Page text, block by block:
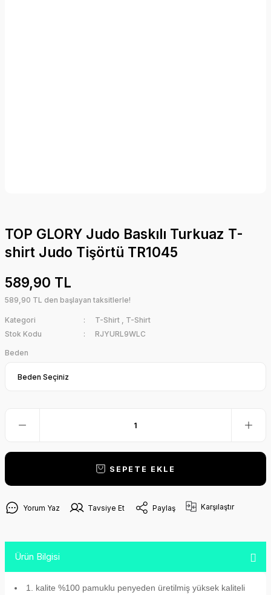
TOP GLORY Judo Baskılı Turkuaz T-
shirt Judo Tişörtü TR1045
589,90 TL
589,90 TL den başlayan taksitlerle!
Kategori T-Shirt , T-Shirt
Stok Kodu
RJYURL9WLC
Beden
SEPETE EKLE
Yorum Yaz Tavsiye Et Paylaş Karşılaştır
Ürün Bilgisi
1. kalite %100 pamuklu penyeden üretilmiş yüksek kaliteli